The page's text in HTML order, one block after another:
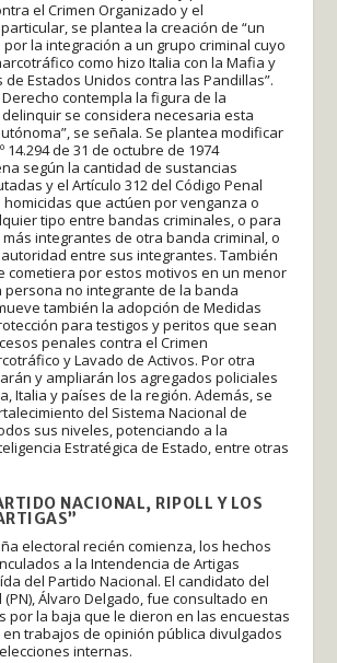
el Crimen Organizado y el
se plantea la creación de “un
la integración a un grupo criminal cuyo
como hizo Italia con la Mafia y
de Estados Unidos contra las Pandillas”.
contempla la figura de la
se considera necesaria esta
se señala. Se plantea modificar
14.294 de 31 de octubre de 1974
según la cantidad de sustancias
y el Artículo 312 del Código Penal
que actúen por venganza o
tipo entre bandas criminales, o para
integrantes de otra banda criminal, o
entre sus integrantes. También
cometiera por estos motivos en un menor
persona no integrante de la banda
también la adopción de Medidas
para testigos y peritos que sean
penales contra el Crimen
y Lavado de Activos. Por otra
y ampliarán los agregados policiales
Italia y países de la región. Además, se
del Sistema Nacional de
sus niveles, potenciando a la
Estratégica de Estado, entre otras
NACIONAL, RIPOLL Y LOS
electoral recién comienza, los hechos
a la Intendencia de Artigas
del Partido Nacional. El candidato del
Álvaro Delgado, fue consultado en
por la baja que le dieron en las encuestas
trabajos de opinión pública divulgados
internas.